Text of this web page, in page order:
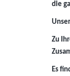
die
Zu
Es